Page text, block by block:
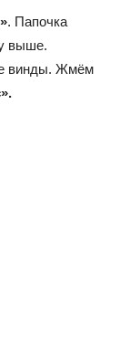
. Папочка
выше.
винды. Жмём